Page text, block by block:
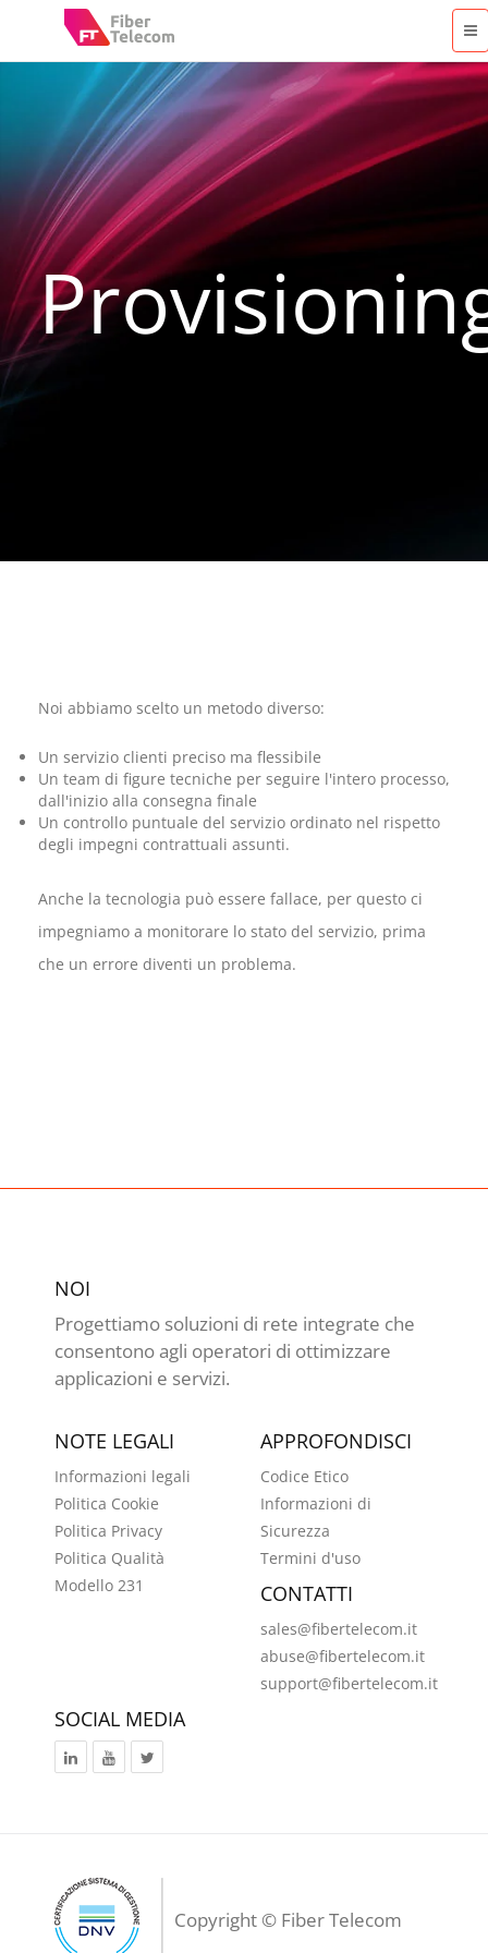
Noi abbiamo scelto un metodo diverso:
Un servizio clienti preciso ma flessibile
Un team di figure tecniche per seguire l'intero processo,
dall'inizio alla consegna finale
Un controllo puntuale del servizio ordinato nel rispetto
degli impegni contrattuali assunti.
Anche la tecnologia può essere fallace, per questo ci
impegniamo a monitorare lo stato del servizio, prima
che un errore diventi un problema.
NOI
Progettiamo soluzioni di rete integrate che
consentono agli operatori di ottimizzare
applicazioni e servizi.
NOTE LEGALI
Informazioni legali
Politica Cookie
Politica Privacy
Politica Qualità
Modello 231
APPROFONDISCI
Codice Etico
Informazioni di
Sicurezza
Termini d'uso
CONTATTI
sales@fibertelecom.it
abuse@fibertelecom.it
support@fibertelecom.it
SOCIAL MEDIA
Copyright © Fiber Telecom